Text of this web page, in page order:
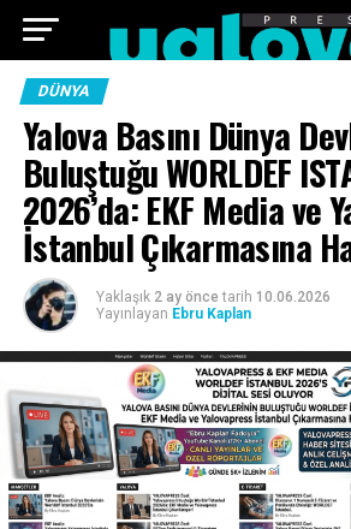
ANA SAYFA
TEKNOLOJI EKONOMI SPOR
KÜNYE
DÜNYA
Yalova Basını Dünya
Buluştuğu WORLDEF
2026’da: EKF Media ve
İstanbul Çıkarmasına
Yaklaşık 2 ay önce tarih 10.06.2026
Yayınlayan Ebru Kaplan